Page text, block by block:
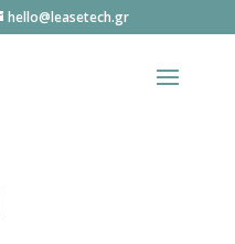
hello@leasetech.gr